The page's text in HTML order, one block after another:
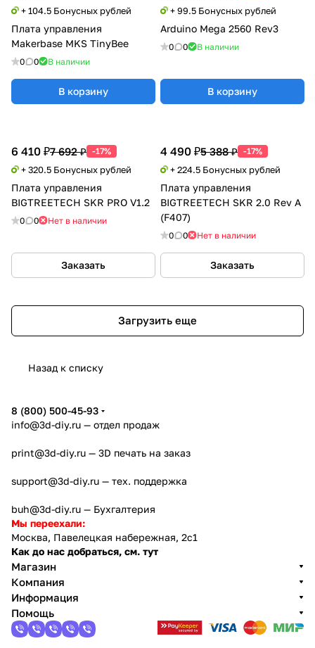
+ 104.5 Бонусных рублей
Плата управления
Makerbase MKS TinyBee
0 0 В наличии
В корзину
+ 99.5 Бонусных рублей
Arduino Mega 2560 Rev3
0 0 В наличии
В корзину
6 410 ₽7 692 ₽ -17%
+ 320.5 Бонусных рублей
Плата управления
BIGTREETECH SKR PRO V1.2
0 0 Нет в наличии
Заказать
4 490 ₽5 388 ₽ -17%
+ 224.5 Бонусных рублей
Плата управления
BIGTREETECH SKR 2.0 Rev A
(F407)
0 0 Нет в наличии
Заказать
Загрузить еще
Назад к списку
8 (800) 500-45-93
info@3d-diy.ru — отдел продаж
print@3d-diy.ru — 3D печать на заказ
support@3d-diy.ru — тех. поддержка
buh@3d-diy.ru — Бухгалтерия
Мы переехали:
Москва, Павелецкая набережная, 2с1
Как до нас добраться, см. тут
Магазин
Компания
Информация
Помощь